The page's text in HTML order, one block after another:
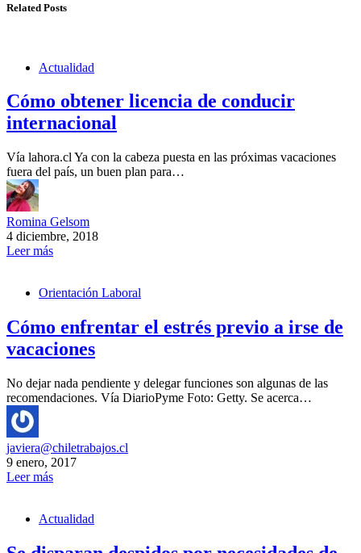
Related Posts
Actualidad
Cómo obtener licencia de conducir
internacional
Vía lahora.cl Ya con la cabeza puesta en las próximas vacaciones
fuera del país, un buen plan para…
Romina Gelsom
4 diciembre, 2018
Leer más
Orientación Laboral
Cómo enfrentar el estrés previo a irse de
vacaciones
No dejar nada pendiente y delegar funciones son algunas de las
recomendaciones. Vía DiarioPyme Foto: Getty. Se acerca…
javiera@chiletrabajos.cl
9 enero, 2017
Leer más
Actualidad